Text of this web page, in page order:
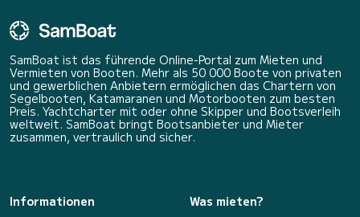
SamBoat ist das führende Online-Portal zum Mieten und
Vermieten von Booten. Mehr als 50 000 Boote von privaten
und gewerblichen Anbietern ermöglichen das Chartern von
Segelbooten, Katamaranen und Motorbooten zum besten
Preis. Yachtcharter mit oder ohne Skipper und Bootsverleih
weltweit. SamBoat bringt Bootsanbieter und Mieter
zusammen, vertraulich und sicher.
Informationen
Was mieten?